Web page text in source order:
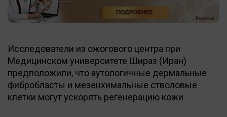
Исследователи из ожогового центра при
Медицинском университете Шираз (Иран)
предположили, что аутологичные дермальные
фибробласты и мезенхимальные стволовые
клетки могут ускорять регенерацию кожи